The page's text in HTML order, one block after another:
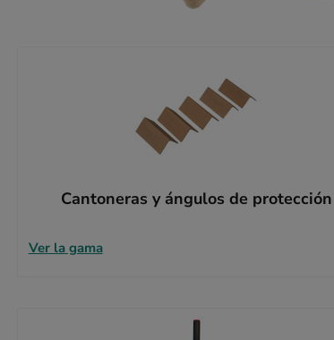
Cantoneras y ángulos de protección
Ver la gama